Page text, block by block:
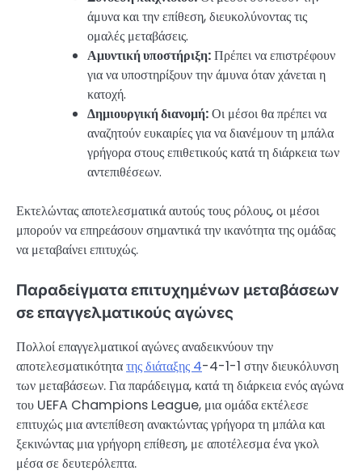
άμυνα και την επίθεση, διευκολύνοντας τις
ομαλές μεταβάσεις.
Αμυντική υποστήριξη:Πρέπει να επιστρέφουν
για να υποστηρίξουν την άμυνα όταν χάνεται η
κατοχή.
Δημιουργική διανομή:Οι μέσοι θα πρέπει να
αναζητούν ευκαιρίες για να διανέμουν τη μπάλα
γρήγορα στους επιθετικούς κατά τη διάρκεια των
αντεπιθέσεων.
Εκτελώντας αποτελεσματικά αυτούς τους ρόλους, οι μέσοι
μπορούν να επηρεάσουν σημαντικά την ικανότητα της ομάδας
να μεταβαίνει επιτυχώς.
Παραδείγματα επιτυχημένων μεταβάσεων
σε επαγγελματικούς αγώνες
Πολλοί επαγγελματικοί αγώνες αναδεικνύουν την
αποτελεσματικότητατης διάταξης 4-4-1-1 στην διευκόλυνση
των μεταβάσεων. Για παράδειγμα, κατά τη διάρκεια ενός αγώνα
του UEFA Champions League, μια ομάδα εκτέλεσε
επιτυχώς μια αντεπίθεση ανακτώντας γρήγορα τη μπάλα και
ξεκινώντας μια γρήγορη επίθεση, με αποτέλεσμα ένα γκολ
μέσα σε δευτερόλεπτα.